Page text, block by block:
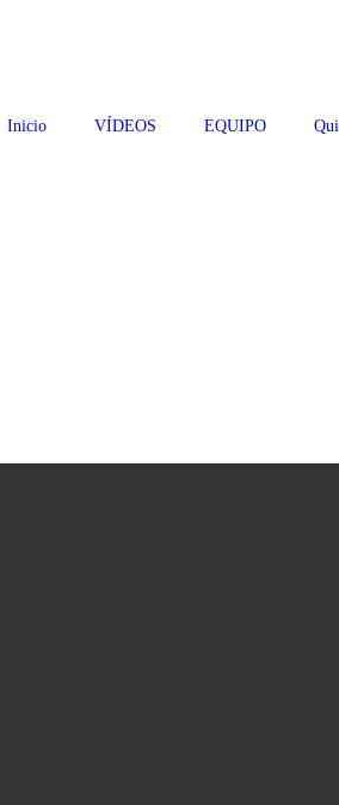
Inicio VÍDEOS EQUIPO